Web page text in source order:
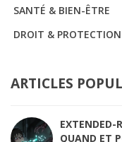
SANTÉ & BIEN-ÊTRE
DROIT & PROTECTION
ARTICLES
EXTENDED-
QUAND ET